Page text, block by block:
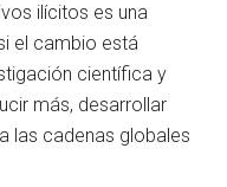
ilícitos es una
el cambio está
científica y
más, desarrollar
las cadenas globales